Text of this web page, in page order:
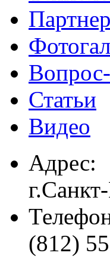
Статьи
Видео
Адрес:
(812)